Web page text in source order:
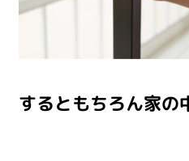
するともちろん家の